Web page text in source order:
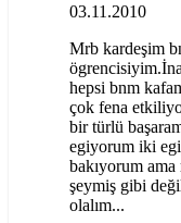
03.11.2010
Mrb kardeşim
hepsi bnm
çok fena
bir türlü
egiyorum iki
bakıyorum
şeymiş gibi
olalım...